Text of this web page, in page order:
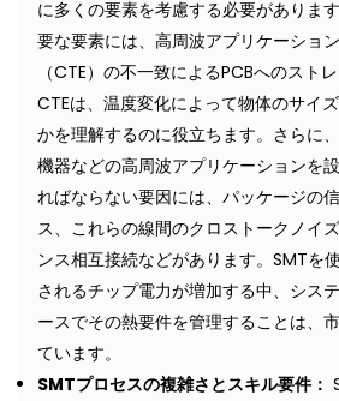
に多くの要素を考慮する必要がありま
要な要素には、高周波アプリケーショ
（CTE）の不一致によるPCBへのスト
CTEは、温度変化によって物体のサイ
かを理解するのに役立ちます。さらに
機器などの高周波アプリケーションを
ればならない要因には、パッケージの
ス、これらの線間のクロストークノイ
ンス相互接続などがあります。SMTを
されるチップ電力が増加する中、シス
ースでその熱要件を管理することは、
ています。
SMTプロセスの複雑さとスキル要件：